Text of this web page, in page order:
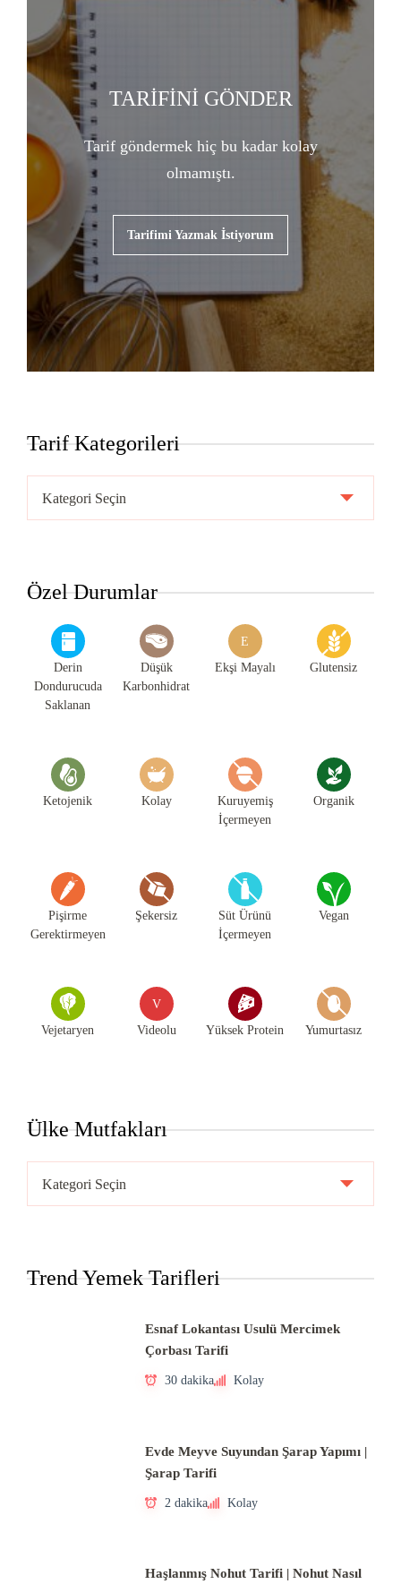
TARİFİNİ GÖNDER
Tarif göndermek hiç bu kadar kolay
olmamıştı.
Tarifimi Yazmak İstiyorum
Tarif Kategorileri
Kategorileri
Özel Durumlar
Derin
Dondurucuda
Saklanan
Düşük
Karbonhidrat
E
Ekşi Mayalı Glutensiz
Ketojenik Kolay
Kuruyemiş
İçermeyen
Organik
Pişirme
Gerektirmeyen
Şekersiz
Süt Ürünü
İçermeyen
Vegan
Vejetaryen
V
Videolu Yüksek Protein Yumurtasız
Ülke Mutfakları
Mutfakları
Trend Yemek Tarifleri
Esnaf Lokantası Usulü Mercimek
Çorbası Tarifi
30 dakika Kolay
Evde Meyve Suyundan Şarap Yapımı |
Şarap Tarifi
2 dakika Kolay
Haşlanmış Nohut Tarifi | Nohut Nasıl